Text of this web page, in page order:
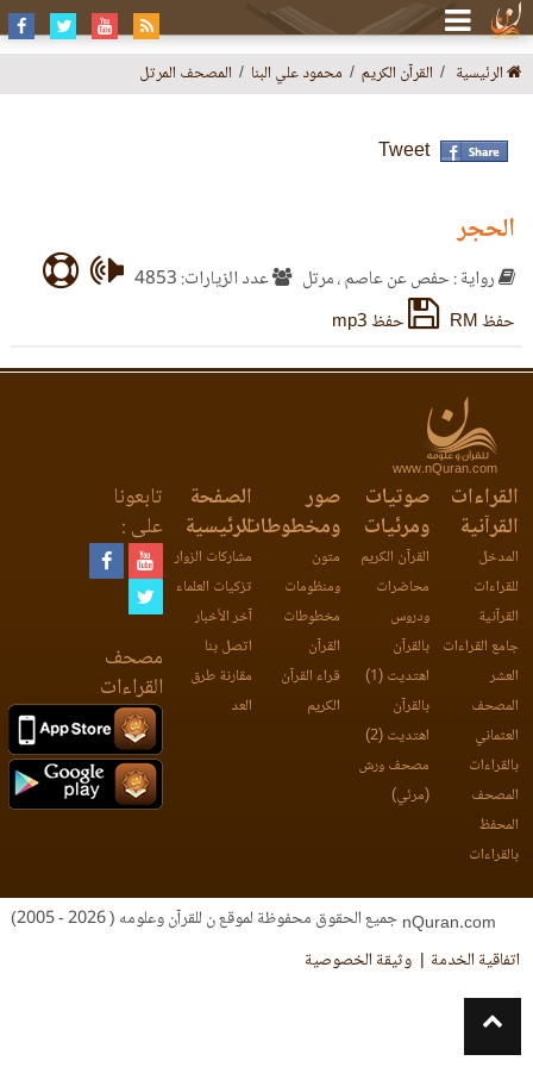
الرئيسية القرآن الكريم محمود علي البنا المصحف المرتل
Tweet
الحجر
رواية : حفص عن عاصم ، مرتل
عدد الزيارات: 4853
حفظ RM
حفظ mp3
www.nQuran.com
القراءات
القرآنية
المدخل
للقراءات
القرآنية
جامع القراءات
العشر
المصحف
العثماني
بالقراءات
المصحف
المحفظ
بالقراءات
صوتيات
ومرئيات
القرآن الكريم
محاضرات
ودروس
بالقرآن
اهتديت (1)
بالقرآن
اهتديت (2)
مصحف ورش
(مرئي)
صور
ومخطوطات
متون
ومنظومات
مخطوطات
القرآن
قراء القرآن
الكريم
الصفحة
الرئيسية
مشاركات الزوار
تزكيات العلماء
آخر الأخبار
اتصل بنا
مقارنة طرق
العد
تابعونا
على :
مصحف
القراءات
جميع الحقوق محفوظة لموقع ن للقرآن وعلومه ( 2026 - 2005)
اتفاقية الخدمة
وثيقة الخصوصية